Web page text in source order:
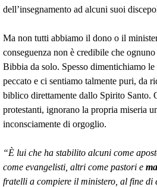
dell’insegnamento ad alcuni suoi
Ma non tutti abbiamo il dono o il
conseguenza non è credibile che
Bibbia da solo. Spesso dimentichiamo
peccato e ci sentiamo talmente puri, da
biblico direttamente dallo Spirito Santo.
protestanti, ignorano la propria miseria
inconsciamente di orgoglio.
“È lui che ha stabilito alcuni come
come evangelisti, altri come pastori e
fratelli a compiere il ministero, al fine di